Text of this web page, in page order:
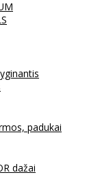
padukai
dažai